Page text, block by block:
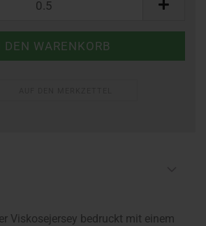
Viskosejersey bedruckt mit einem